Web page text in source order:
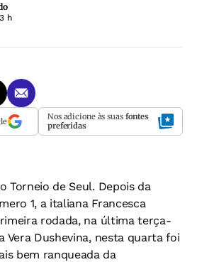
h
Nos adicione às suas fontes
preferidas
Torneio de Seul. Depois da
1, a italiana Francesca
rodada, na última terça-
Vera Dushevina, nesta quarta foi
bem ranqueada da